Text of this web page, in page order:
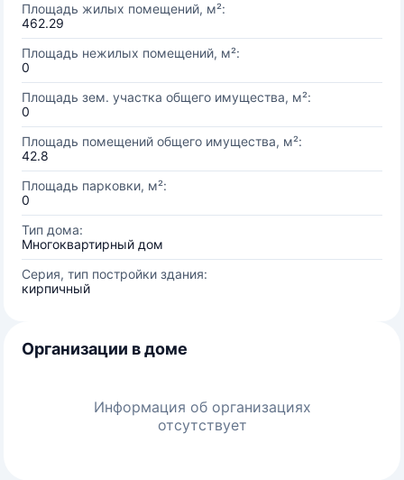
Площадь жилых помещений, м²:
462.29
Площадь нежилых помещений, м²:
0
Площадь зем. участка общего имущества, м²:
0
Площадь помещений общего имущества, м²:
42.8
Площадь парковки, м²:
0
Тип дома:
Многоквартирный дом
Серия, тип постройки здания:
кирпичный
Организации в доме
Информация об организациях
отсутствует